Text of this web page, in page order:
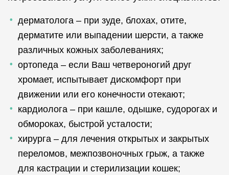
дерматолога – при зуде, блохах, отите,
дерматите или выпадении шерсти, а также
различных кожных заболеваниях;
ортопеда – если Ваш четвероногий друг
хромает, испытывает дискомфорт при
движении или его конечности отекают;
кардиолога – при кашле, одышке, судорогах и
обмороках, быстрой усталости;
хирурга – для лечения открытых и закрытых
переломов, межпозвоночных грыж, а также
для кастрации и стерилизации кошек;